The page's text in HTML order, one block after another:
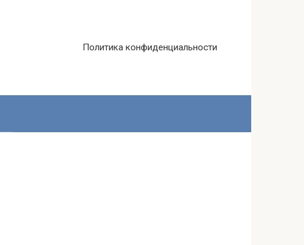
Политика конфиденциальности